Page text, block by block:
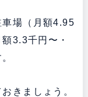
車場（月額4.95
3.3千円〜・
きましょう。